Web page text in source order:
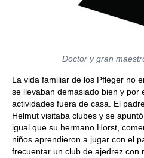
Doctor y gran
La vida familiar de los Pfleger no
se llevaban demasiado bien y por
actividades fuera de casa. El
Helmut visitaba clubes y se
igual que su hermano Horst,
niños aprendieron a jugar con el
frecuentar un club de ajedrez con